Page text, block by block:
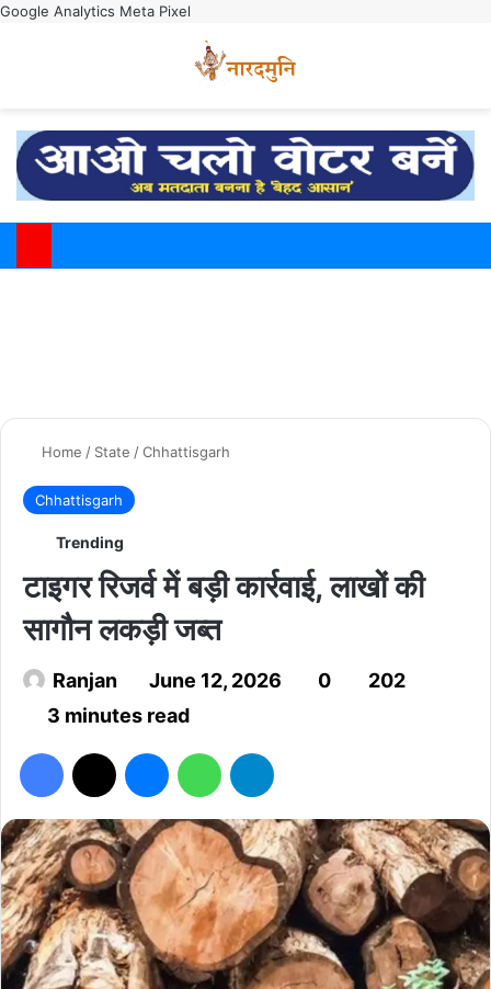
Google Analytics Meta Pixel
Home / State /Chhattisgarh
Chhattisgarh
Trending
टाइगर रिजर्व में बड़ी कार्रवाई, लाखों की
सागौन लकड़ी जब्त
Ranjan June 12, 2026 0
202
3 minutes read